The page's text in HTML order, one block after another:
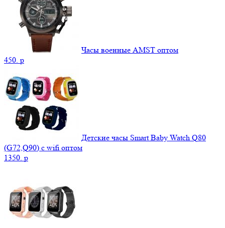
Часы военные AMST оптом
450. p
Детские часы Smart Baby Watch Q80
(G72,Q90) с wifi оптом
1350. p